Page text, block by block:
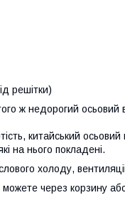
решітки)
ж недорогий осьовий
китайський осьовий
на нього покладені.
холоду,
через корзину